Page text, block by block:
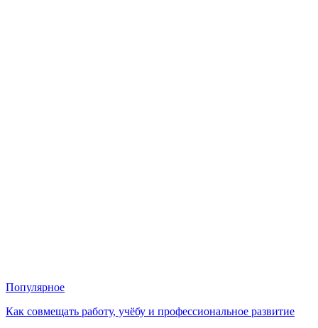
Популярное
Как совмещать работу, учёбу и профессиональное развитие